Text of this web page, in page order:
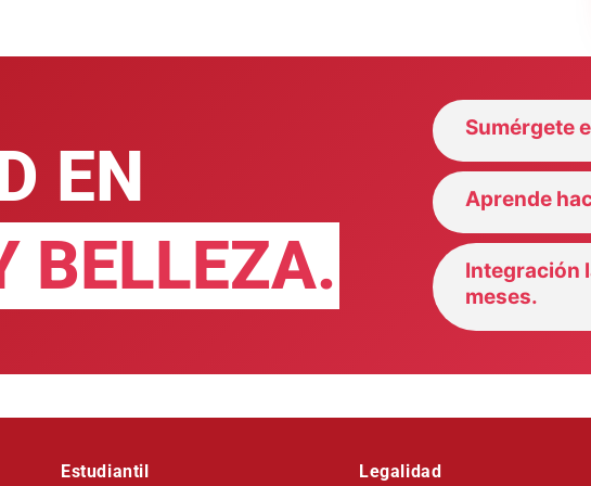
EN
BELLEZA.
Sumérgete
Aprende
Integración
meses.
Estudiantil Legalidad